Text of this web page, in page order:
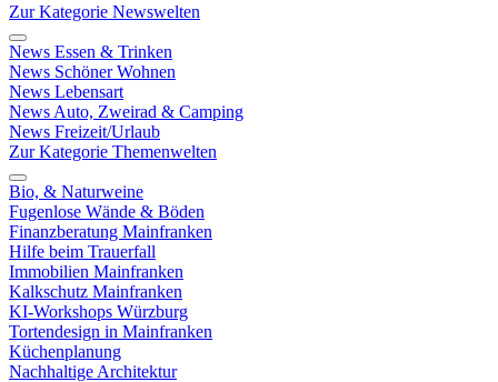
Zur Kategorie Newswelten
News Essen & Trinken
News Schöner Wohnen
News Lebensart
News Auto, Zweirad & Camping
News Freizeit/Urlaub
Zur Kategorie Themenwelten
Bio, & Naturweine
Fugenlose Wände & Böden
Finanzberatung Mainfranken
Hilfe beim Trauerfall
Immobilien Mainfranken
Kalkschutz Mainfranken
KI-Workshops Würzburg
Tortendesign in Mainfranken
Küchenplanung
Nachhaltige Architektur